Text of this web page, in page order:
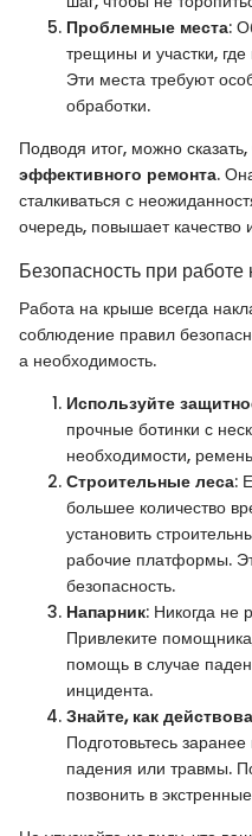
Проблемные места:
трещины и участки,
Эти места требуют
обработки.
Подводя итог, можно сказать,
эффективного ремонта.
сталкиваться с
очередь, повышает качество
Безопасность при
Работа на крыше всегда
соблюдение правил
а необходимость.
Используйте
прочные ботинки с
необходимости,
Строительные леса:
большее количество
установить
рабочие платформы.
безопасность.
Напарник: Никогда не
Привлеките
помощь в случае
инцидента.
Знайте, как
Подготовьтесь
падения или травмы.
позвонить в